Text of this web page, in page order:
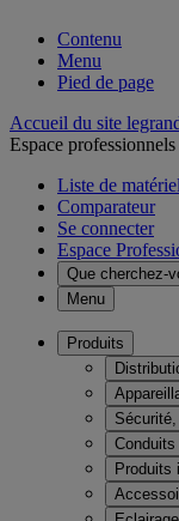
Contenu
Menu
Pied de page
Accueil du site
Espace professionnels
Liste de matériel
Comparateur
Se connecter
Espace
Que cherchez-
Menu
Produits
Produits